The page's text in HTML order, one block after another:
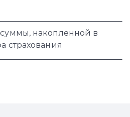
накопленной в
страхования